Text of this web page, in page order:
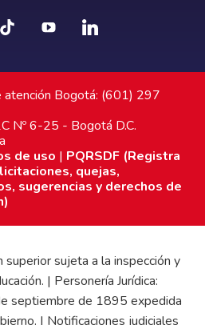
atención Bogotá: (601) 297
Nº 6-25 - Bogotá D.C.
de uso | PQRSDF (Registra
quejas,
sugerencias y derechos de
superior sujeta a la inspección y
| Personería Jurídica:
septiembre de 1895 expedida
| Notificaciones judiciales